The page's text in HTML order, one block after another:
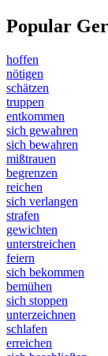
Popular
hoffen
nötigen
schätzen
truppen
entkommen
sich gewahren
sich bewahren
mißtrauen
begrenzen
reichen
sich verlangen
strafen
gewichten
unterstreichen
feiern
sich bekommen
bemühen
sich stoppen
unterzeichnen
schlafen
erreichen